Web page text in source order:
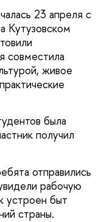
23 апреля с
Кутузовском
совместила
живое
была
получил
отправились
рабочую
устроен быт
страны.